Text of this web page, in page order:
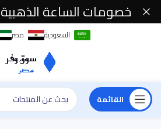
السعودية مصر
القائمة
خصومات الساعة